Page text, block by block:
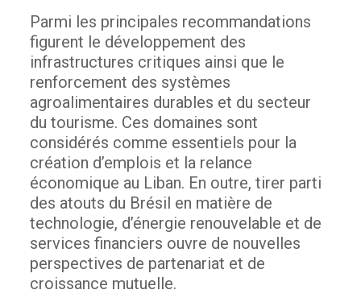
Parmi les principales recommandations
figurent le développement des
infrastructures critiques ainsi que le
renforcement des systèmes
agroalimentaires durables et du secteur
du tourisme. Ces domaines sont
considérés comme essentiels pour la
création d’emplois et la relance
économique au Liban. En outre, tirer parti
des atouts du Brésil en matière de
technologie, d’énergie renouvelable et de
services financiers ouvre de nouvelles
perspectives de partenariat et de
croissance mutuelle.